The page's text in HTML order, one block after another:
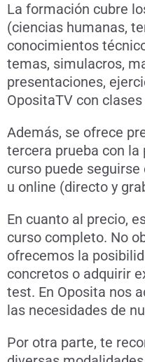
La formación cubre
(ciencias humanas,
conocimientos
temas, simulacros,
presentaciones,
OpositaTV con
Además, se ofrece
tercera prueba con la
curso puede
u online (directo y
En cuanto al precio,
curso completo. No
ofrecemos la
concretos o adquirir
test. En Oposita nos
las necesidades de
Por otra parte, te